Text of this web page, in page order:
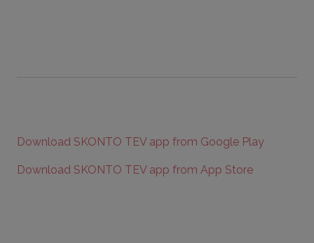
Download SKONTO TEV app from Google Play
Download SKONTO TEV app from App Store